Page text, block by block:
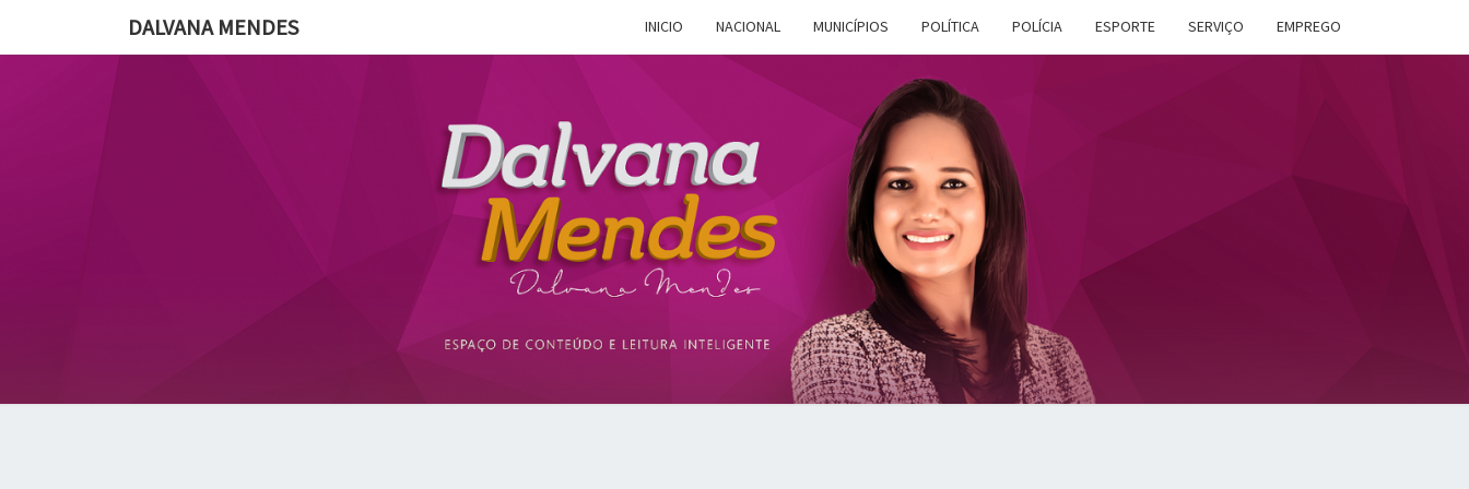
DALVANA MENDES INICIO NACIONAL MUNICÍPIOS POLÍTICA POLÍCIA ESPORTE SERVIÇO EMPREGO
DALVANA
MENDES
Espaço De
Conteúdo E
Inteligente